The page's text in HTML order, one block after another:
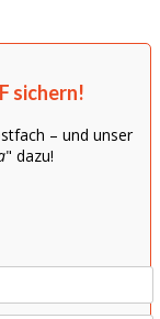
sichern!
– und unser
" dazu!